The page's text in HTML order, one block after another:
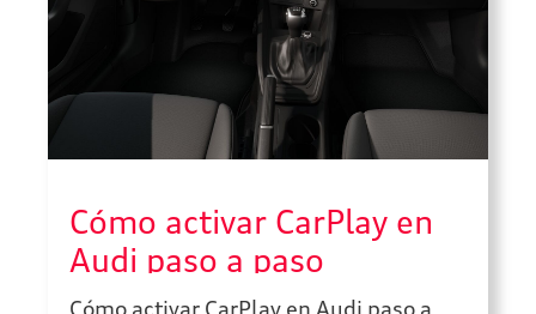
Cómo activar CarPlay en
Audi paso a paso
Cómo activar CarPlay en Audi paso a